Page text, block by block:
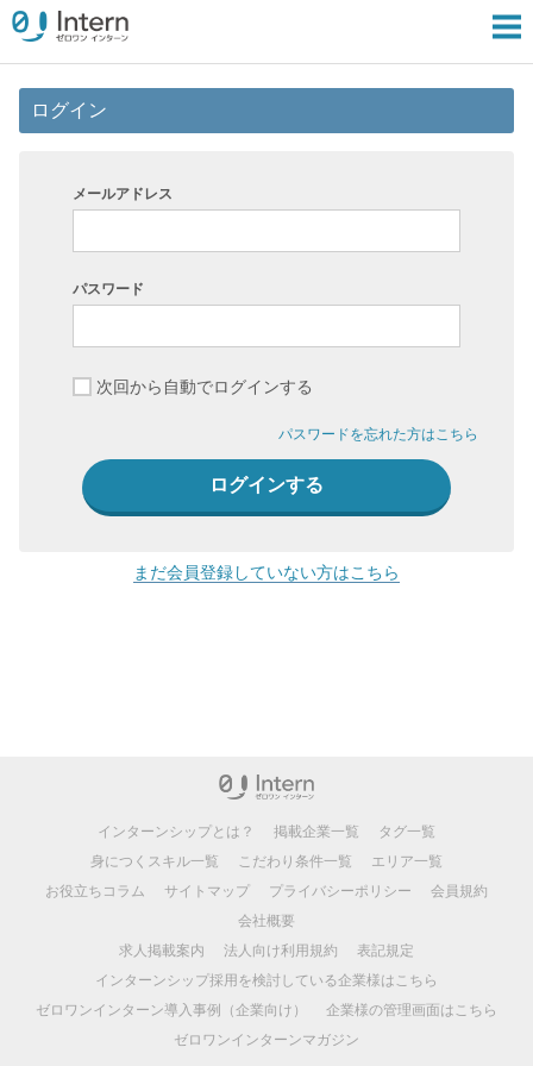
ログイン
メールアドレス
パスワード
次回から自動でログインする
パスワードを忘れた方はこちら
まだ会員登録していない方はこちら
インターンシップとは？ 掲載企業一覧
タグ一覧
身につくスキル一覧
こだわり条件一覧
エリア一覧
お役立ちコラム
サイトマップ プライバシーポリシー
会員規約
会社概要
求人掲載案内
法人向け利用規約
表記規定
インターンシップ採用を検討している企業様はこちら
ゼロワンインターン導入事例（企業向け）
企業様の管理画面はこちら
ゼロワンインターンマガジン